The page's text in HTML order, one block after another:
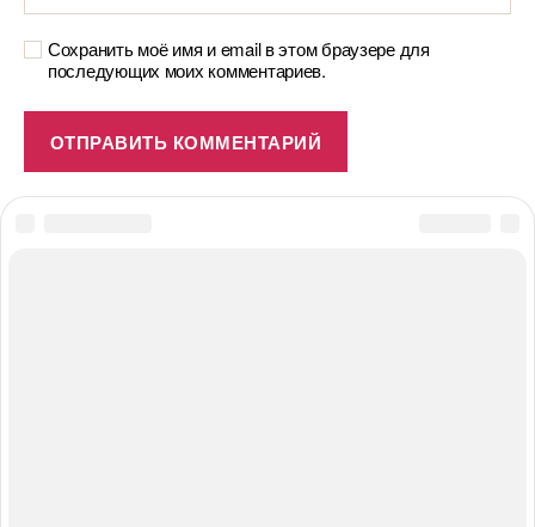
Сохранить моё имя и email в этом браузере для
последующих моих комментариев.